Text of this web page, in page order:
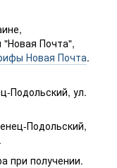
Почта",
Новая Почта.
Подольский, ул.
Подольский,
при получении.